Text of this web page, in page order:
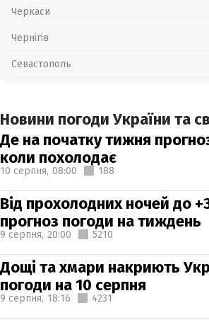
Черкаси
Чернігів
Севастополь
Новини погоди України та
Де на початку тижня
коли похолодає
10 серпня, 08:00 188
Від прохолодних ночей до
прогноз погоди на тиждень
9 серпня, 20:00 5210
Дощі та хмари накриють
погоди на 10 серпня
9 серпня, 18:16 4231